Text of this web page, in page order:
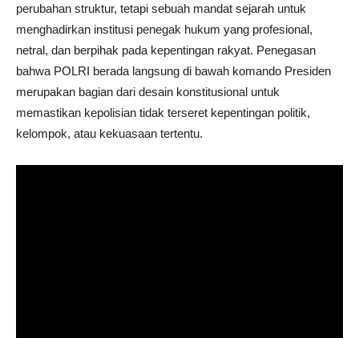
perubahan struktur, tetapi sebuah mandat sejarah untuk
menghadirkan institusi penegak hukum yang profesional,
netral, dan berpihak pada kepentingan rakyat. Penegasan
bahwa POLRI berada langsung di bawah komando Presiden
merupakan bagian dari desain konstitusional untuk
memastikan kepolisian tidak terseret kepentingan politik,
kelompok, atau kekuasaan tertentu.